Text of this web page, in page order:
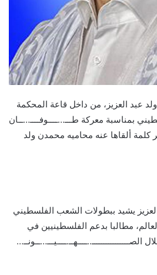
عبد العزيز، من داخل قاعة المحكمة
بمناسبة معركة طـــ…ــــوفــــ…ــان
كلمة ألقاها عنه محاميه محمدن ولد
يشيد ببطولات الشعب الفلسطيني
مطالبا بدعم الفلسطينيين في
الصــــــــــــــــ..ــــهــ.ــــيـــ…ــونــ…